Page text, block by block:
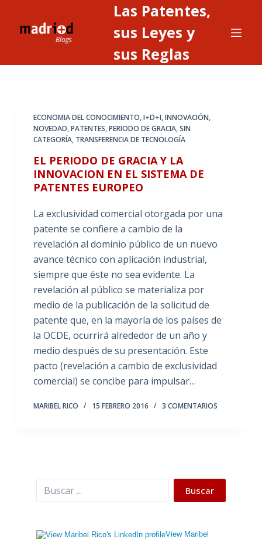
Las Patentes,
sus Leyes y
sus Reglas
ECONOMIA DEL CONOCIMIENTO,I+D+I,INNOVACIÓN,
NOVEDAD,PATENTES,PERIODO DE GRACIA,SIN
CATEGORÍA, TRANSFERENCIA DE TECNOLOGÍA
EL PERIODO DE GRACIA Y LA
INNOVACION EN EL SISTEMA DE
PATENTES EUROPEO
La exclusividad comercial otorgada por una
patente se confiere a cambio de la
revelación al dominio público de un nuevo
avance técnico con aplicación industrial,
siempre que éste no sea evidente. La
revelación al público se materializa por
medio de la publicación de la solicitud de
patente que, en la mayoría de los países de
la OCDE, ocurrirá alrededor de un año y
medio después de su presentación. Este
pacto (revelación a cambio de exclusividad
comercial) se concibe para impulsar…
MARIBEL RICO 15 FEBRERO 2016 3 COMENTARIOS
Buscar Buscar
View Maribel